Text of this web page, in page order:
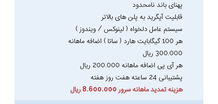
پهنای باند نامحدود
قابلیت آپگرید به پلن های بالاتر
سیستم عامل دلخواه ( لینوکس / ویندوز )
هر 100 گیگابایت هارد ( ساتا ) اضافه ماهانه
300.000 ریال
هر آی پی اضافه ماهانه 200.000 ریال
پشتیبانی 24 ساعته هفت روز هفته
هزینه تمدید ماهانه سرور 8.600.000 ریال